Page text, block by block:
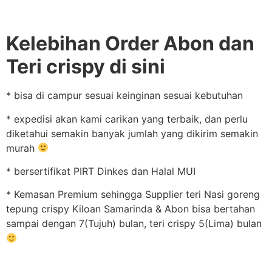
Kelebihan Order Abon dan
Teri crispy di sini
* bisa di campur sesuai keinginan sesuai kebutuhan
* expedisi akan kami carikan yang terbaik, dan perlu
diketahui semakin banyak jumlah yang dikirim semakin
murah
* bersertifikat PIRT Dinkes dan Halal MUI
* Kemasan Premium sehingga Supplier teri Nasi goreng
tepung crispy Kiloan Samarinda & Abon bisa bertahan
sampai dengan 7(Tujuh) bulan, teri crispy 5(Lima) bulan